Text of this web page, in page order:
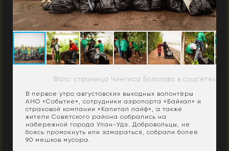
Фото: страница Чингиса Болотова в соцсетях
В первое утро августовских выходных волонтёры
АНО «Событие», сотрудники аэропорта «Байкал» и
страховой компании «Капитал лайф», а также
жители Советского района собрались на
набережной города Улан-Удэ. Добровольцы, не
боясь промокнуть или замараться, собрали более
90 мешков мусора.